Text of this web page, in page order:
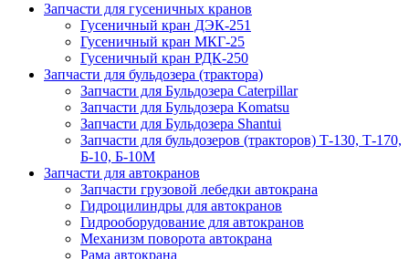
Запчасти для гусеничных кранов
Гусеничный кран ДЭК-251
Гусеничный кран МКГ-25
Гусеничный кран РДК-250
Запчасти для бульдозера (трактора)
Запчасти для Бульдозера Caterpillar
Запчасти для Бульдозера Komatsu
Запчасти для Бульдозера Shantui
Запчасти для бульдозеров (тракторов) Т-130, Т-170,
Б-10, Б-10М
Запчасти для автокранов
Запчасти грузовой лебедки автокрана
Гидроцилиндры для автокранов
Гидрооборудование для автокранов
Механизм поворота автокрана
Рама автокрана